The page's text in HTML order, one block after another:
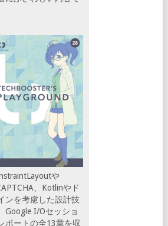
や
、Kotlinやド
ンを考慮した設計技
Google I/Oセッショ
ポートの全13章を収